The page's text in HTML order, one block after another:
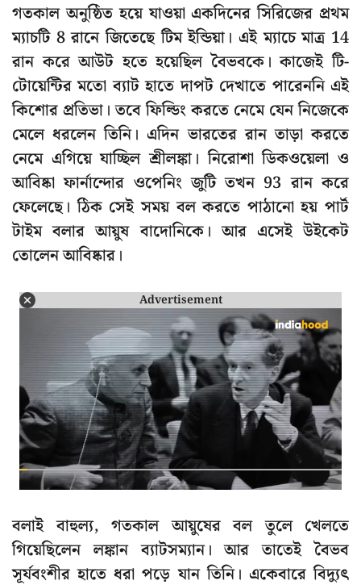
গতকাল অনুষ্ঠিত হয়ে যাওয়া একদিনের সিরিজের প্রথম
ম্যাচটি 8 রানে জিতেছে টিম ইন্ডিয়া। এই ম্যাচে মাত্র 14
রান করে আউট হতে হয়েছিল বৈভবকে। কাজেই টি-
টোয়েন্টির মতো ব্যাট হাতে দাপট দেখাতে পারেননি এই
কিশোর প্রতিভা। তবে ফিল্ডিং করতে নেমে যেন নিজেকে
মেলে ধরলেন তিনি। এদিন ভারতের রান তাড়া করতে
নেমে এগিয়ে যাচ্ছিল শ্রীলঙ্কা। নিরোশা ডিকওয়েলা ও
আবিষ্কা ফার্নান্দোর ওপেনিং জুটি তখন 93 রান করে
ফেলেছে। ঠিক সেই সময় বল করতে পাঠানো হয় পার্ট
টাইম বলার আয়ুষ বাদোনিকে। আর এসেই উইকেট
তোলেন আবিষ্কার।
Advertisement
বলাই বাহুল্য, গতকাল আয়ুষের বল তুলে খেলতে
গিয়েছিলেন লঙ্কান ব্যাটসম্যান। আর তাতেই বৈভব
সূর্যবংশীর হাতে ধরা পড়ে যান তিনি। একেবারে বিদ্যুৎ